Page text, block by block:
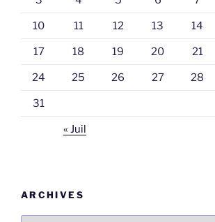
10 11 12 13 14
17 18 19 20 21
24 25 26 27 28
31
« Juil
ARCHIVES